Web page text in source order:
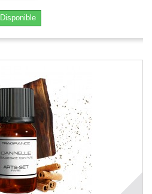
Disponible